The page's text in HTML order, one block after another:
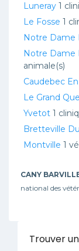
Luneray 1
Le Fosse 1
Notre Dame
Notre Dame
animale(s)
Caudebec
Le Grand
Yvetot 1
Bretteville
Montville 1
CANY
national des
Trouver